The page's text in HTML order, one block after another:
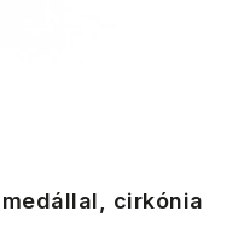
cirkónia